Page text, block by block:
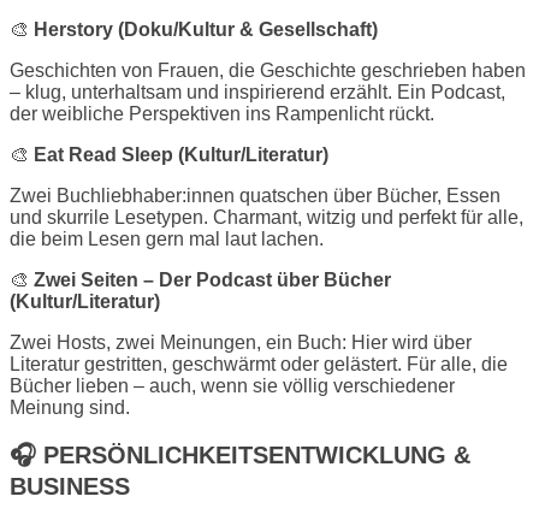
🎨 Herstory (Doku/Kultur & Gesellschaft)
Geschichten von Frauen, die Geschichte geschrieben haben
– klug, unterhaltsam und inspirierend erzählt. Ein Podcast,
der weibliche Perspektiven ins Rampenlicht rückt.
🎨 Eat Read Sleep (Kultur/Literatur)
Zwei Buchliebhaber:innen quatschen über Bücher, Essen
und skurrile Lesetypen. Charmant, witzig und perfekt für alle,
die beim Lesen gern mal laut lachen.
🎨 Zwei Seiten – Der Podcast über Bücher
(Kultur/Literatur)
Zwei Hosts, zwei Meinungen, ein Buch: Hier wird über
Literatur gestritten, geschwärmt oder gelästert. Für alle, die
Bücher lieben – auch, wenn sie völlig verschiedener
Meinung sind.
🎧 PERSÖNLICHKEITSENTWICKLUNG &
BUSINESS